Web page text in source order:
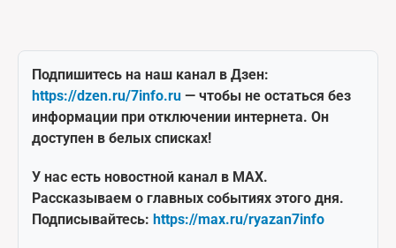
Подпишитесь на наш канал в Дзен:
https://dzen.ru/7info.ru — чтобы не остаться без
информации при отключении интернета. Он
доступен в белых списках!
У нас есть новостной канал в MAX.
Рассказываем о главных событиях этого дня.
Подписывайтесь: https://max.ru/ryazan7info